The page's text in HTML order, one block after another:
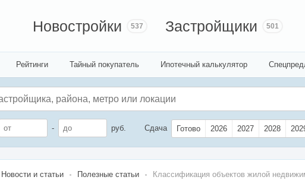
Новостройки 537 Застройщики 501
Рейтинги Тайный покупатель Ипотечный калькулятор
- руб. Сдача Готово 2026 2027 2028
Новости и статьи Полезные статьи Классификация объектов жилой